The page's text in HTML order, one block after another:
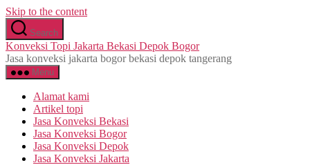
Skip to the content
Search
Konveksi Topi Jakarta Bekasi Depok Bogor
Jasa konveksi jakarta bogor bekasi depok tangerang
Menu
Alamat kami
Artikel topi
Jasa Konveksi Bekasi
Jasa Konveksi Bogor
Jasa Konveksi Depok
Jasa Konveksi Jakarta